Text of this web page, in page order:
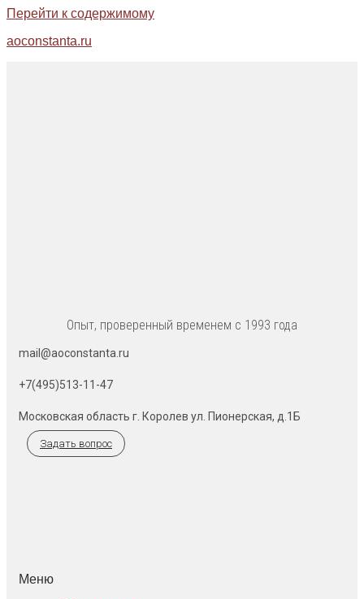
Перейти к содержимому
aoconstanta.ru
Опыт, проверенный временем с 1993 года
mail@aoconstanta.ru
+7(495)513-11-47
Московская область г. Королев ул. Пионерская, д.1Б
Задать вопрос
Меню